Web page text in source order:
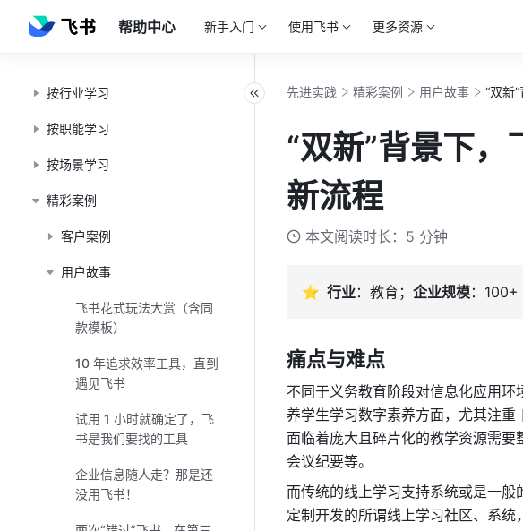
帮助中心 新手入门 使用飞书 更多资源
按行业学习
按职能学习
按场景学习
精彩案例
客户案例
用户故事
飞书花式玩法大赏（含同
款模板）
10 年追求效率工具，直到
遇见飞书
试用 1 小时就确定了，飞
书是我们要找的工具
企业信息随人走？那是还
没用飞书！
先进实践 精彩案例 用户故事 “双新
“双新”背景下
新流程
本文阅读时长：5 分钟
⭐️  行业：教育； 企业规模：100+
痛点与难点
不同于义务教育阶段对信息化应用
养学生学习数字素养方面，尤其注重
面临着庞大且碎片化的教学资源需
会议纪要等。
而传统的线上学习支持系统或是一
定制开发的所谓线上学习社区、系